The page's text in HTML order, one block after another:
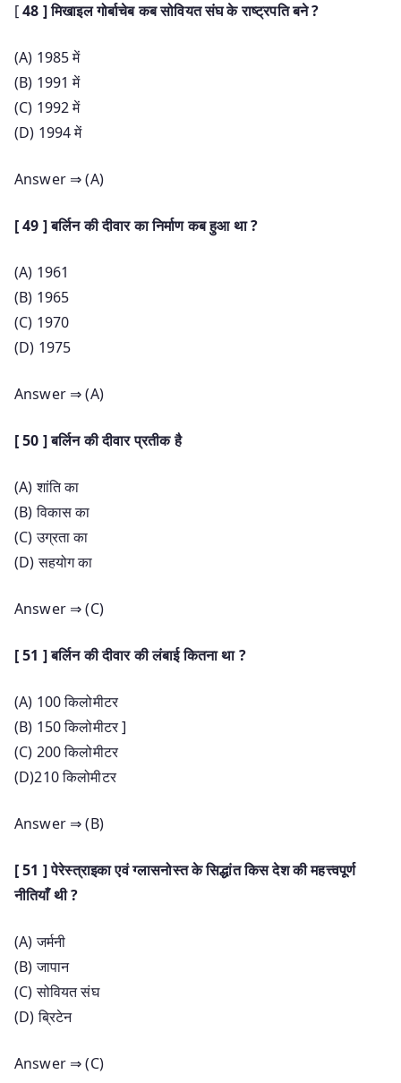
[48 ] मिखाइल गोर्बाचेब कब सोवियत संघ के राष्ट्रपति बने ?
(A) 1985 में
(B) 1991 में
(C) 1992 में
(D) 1994 में
Answer ⇒ (A)
[ 49 ] बर्लिन की दीवार का निर्माण कब हुआ था ?
(A) 1961
(B) 1965
(C) 1970
(D) 1975
Answer ⇒ (A)
[ 50 ] बर्लिन की दीवार प्रतीक है
(A) शांति का
(B) विकास का
(C) उग्रता का
(D) सहयोग का
Answer ⇒ (C)
[ 51 ] बर्लिन की दीवार की लंबाई कितना था ?
(A) 100 किलोमीटर
(B) 150 किलोमीटर ]
(C) 200 किलोमीटर
(D)210 किलोमीटर
Answer ⇒ (B)
[ 51 ] पेरेस्त्राइका एवं ग्लासनोस्त के सिद्धांत किस देश की महत्त्वपूर्ण
नीतियाँ थी ?
(A) जर्मनी
(B) जापान
(C) सोवियत संघ
(D) ब्रिटेन
Answer ⇒ (C)